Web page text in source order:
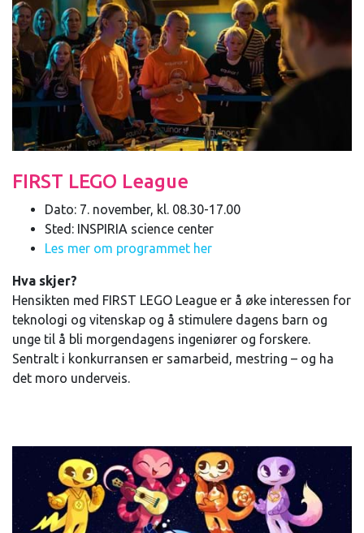
FIRST LEGO League
Dato: 7. november, kl. 08.30-17.00
Sted: INSPIRIA science center
Les mer om programmet her
Hva skjer?
Hensikten med FIRST LEGO League er å øke interessen for
teknologi og vitenskap og å stimulere dagens barn og
unge til å bli morgendagens ingeniører og forskere.
Sentralt i konkurransen er samarbeid, mestring – og ha
det moro underveis.